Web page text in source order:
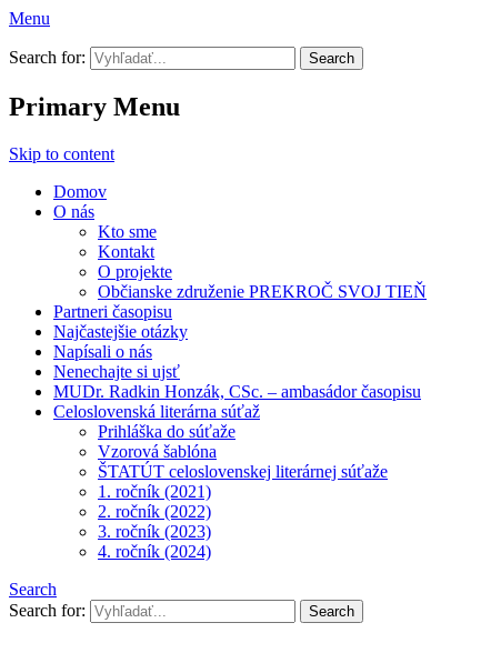
Menu
Prekroč svoj tieň
Search for:
Primary Menu
Skip to content
Domov
O nás
Kto sme
Kontakt
O projekte
Občianske združenie PREKROČ SVOJ TIEŇ
Partneri časopisu
Najčastejšie otázky
Napísali o nás
Nenechajte si ujsť
MUDr. Radkin Honzák, CSc. – ambasádor časopisu
Celoslovenská literárna súťaž
Prihláška do súťaže
Vzorová šablóna
ŠTATÚT celoslovenskej literárnej súťaže
1. ročník (2021)
2. ročník (2022)
3. ročník (2023)
4. ročník (2024)
Search
Search for: